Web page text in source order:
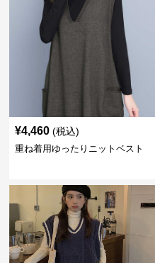
¥4,460 (税込)
重ね着用ゆったりニットベスト